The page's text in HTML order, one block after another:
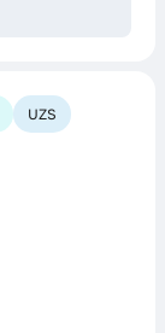
UZS